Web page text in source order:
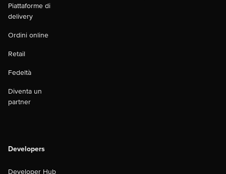
Piattaforme di
delivery
Ordini online
Retail
Fedeltà
Diventa un
partner
Developers
Developer Hub